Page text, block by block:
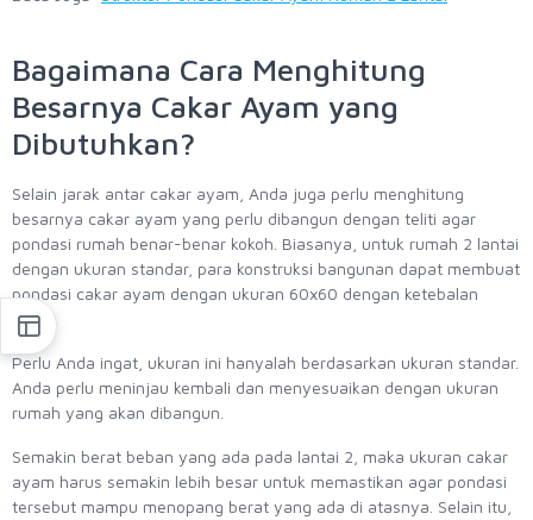
Bagaimana Cara Menghitung
Besarnya Cakar Ayam yang
Dibutuhkan?
Selain jarak antar cakar ayam, Anda juga perlu menghitung
besarnya cakar ayam yang perlu dibangun dengan teliti agar
pondasi rumah benar-benar kokoh. Biasanya, untuk rumah 2 lantai
dengan ukuran standar, para konstruksi bangunan dapat membuat
pondasi cakar ayam dengan ukuran 60x60 dengan ketebalan
20cm.
Perlu Anda ingat, ukuran ini hanyalah berdasarkan ukuran standar.
Anda perlu meninjau kembali dan menyesuaikan dengan ukuran
rumah yang akan dibangun.
Semakin berat beban yang ada pada lantai 2, maka ukuran cakar
ayam harus semakin lebih besar untuk memastikan agar pondasi
tersebut mampu menopang berat yang ada di atasnya. Selain itu,